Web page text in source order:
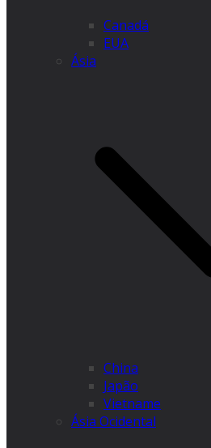
Canadá
EUA
Ásia
China
Japão
Vietname
Ásia Ocidental